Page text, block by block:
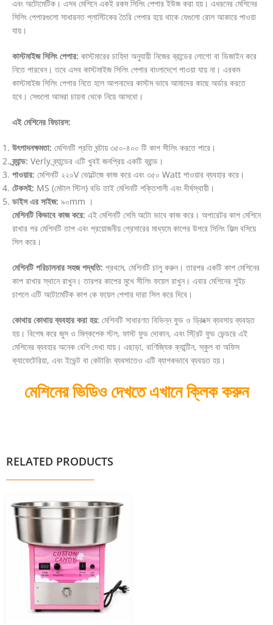
এবং অটোমেটিক। এসব মেশিনে একই রকম সিলিং পেপার ইউজ করা হয়। এধরনের মেশিনের
সিলিং পেপারগুলো সাধারনত প্লাস্টিকের তৈরি পেপার হয়ে থাকে যেগুলো রোল আকারে পাওয়া
যায়।
কাস্টমাইজ সিলিং পেপার: কাস্টমারের চাহিদা অনুযায়ী নিজের ব্রান্ডের লোগো বা ডিজাইন করে
নিতে পারবেন। তবে এসব কাস্টমাইজ সিলিং পেপার বাংলাদেশে পাওয়া যায় না। এরকম
কাস্টমাইজ সিলিং পেপার নিতে হলে আপনাদের কাস্টম ভাবে আমাদের কাছে অর্ডার করতে
হবে। সেগুলো আমরা চায়না থেকে নিয়ে আসবো।
এই মেশিনের ফিচারস:
উৎপাদনক্ষমতা: মেশিনটি প্রতি ঘন্টায় ৩৫০-৪০০ টি কাপ সীলিং করতে পারে।
ব্র্যান্ড: Verly ব্র্যান্ডের এটি খুবই জনপ্রিয় একটি ব্রান্ড।
পাওয়ার: মেশিনটি ২২০V ভোল্টেজে কাজ করে এবং ৩৫০ Watt পাওয়ার ব্যবহার করে।
টেকসই: MS (মেটাল স্টিল) বডি তাই মেশিনটি শক্তিশালী এবং দীর্ঘস্থায়ী।
ডাইস এর সাইজ: ৯০mm ।
মেশিনটি কিভাবে কাজ করে: এই মেশিনটি সেমি অটো ভাবে কাজ করে। অপারেটর কাপ মেশিনে
রাখার পর মেশিনটি তাপ এবং প্রয়োজনীয় প্রেসারের মাধ্যমে কাপের উপরে সিলিং ফিল্ম বসিয়ে
সিল করে।
মেশিনটি পরিচালনার সহজ পদ্ধতি: প্রথমে, মেশিনটি চালু করুন। তারপর একটি কাপ মেশিনের
কাপ রাখার স্থানে রাখুন। তারপর কাপের মুখে সীলিং ফয়েল রাখুন। এবার মেশিনের সুইচ
চাপলে এটি অটোমেটিক কাপ কে ফয়েল পেপার দারা সিল করে দিবে।
কোথায় কোথায় ব্যবহার করা হয়: মেশিনটি সাধারণত বিভিন্ন ফুড ও ড্রিংক্স ব্যবসায় ব্যবহৃত
হয়। বিশেষ করে জুস ও মিল্কশেক স্টল, ফাস্ট ফুড দোকান, এবং স্ট্রিট ফুড ভেন্ডরে এই
মেশিনের ব্যবহার অনেক বেশি দেখা যায়। এছাড়া, বাণিজ্যিক ক্যান্টিন, স্কুল বা অফিস
ক্যাফেটেরিয়া, এবং ইভেন্ট বা কেটারিং ব্যবসাতেও এটি ব্যাপকভাবে ব্যবহৃত হয়।
মেশিনের ভিডিও দেখতে এখানে ক্লিক করুন
RELATED PRODUCTS